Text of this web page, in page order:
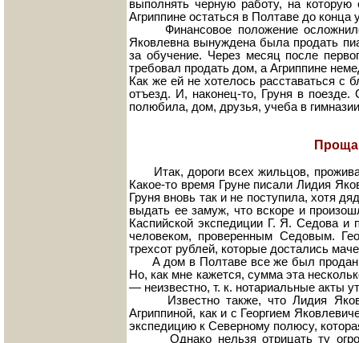
выполнять черную работу, на
Агриппине остаться в Полтаве до конца
Финансовое положение
Яковлевна вынуждена была продать
за обучение. Через месяц после
требовал продать дом, а Агриппине
Как же ей не хотелось расставаться с
отъезд. И, наконец-то, Груня в
полюбила, дом, друзья, учеба в
Итак, дороги всех жильцов,
Какое-то время Груне писали Лидия
Груня вновь так и не поступила, хотя
выдать ее замуж, что вскоре и
Каспийской экспедиции Г. Я. Седова
человеком, проверенным Седовым.
трехсот рублей, которые достались
А дом в Полтаве все же был продан.
Но, как мне кажется, сумма эта
— неизвестно, т. к. нотариальные акты
Известно также, что Лидия
Агриппиной, как и с Георгием
экспедицию к Северному полюсу,
Однако нельзя отрицать ту